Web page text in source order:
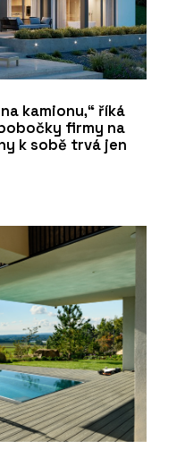
kamionu,“ říká
firmy na
k sobě trvá jen